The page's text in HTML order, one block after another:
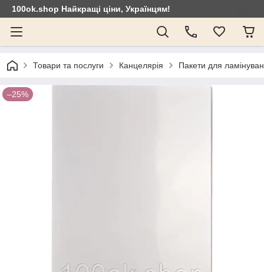
100ok.shop Найкращі ціни, Українцям!
Товари та послуги Канцелярія Пакети для
–25%